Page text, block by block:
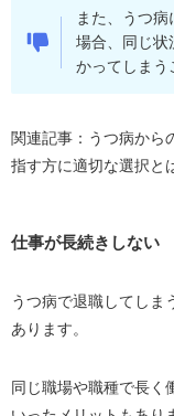
まとめ
また、うつ
場合、同じ状
かってしまう
関連記事：うつ病から
指す方に適切な選択と
仕事が長続きしない
うつ病で退職してしま
あります。
同じ職場や職種で長く